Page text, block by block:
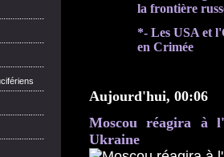
la frontière
*- Les USA et
en Crimée
Aujourd'hui, 00:06
Moscou réagira à
Ukraine